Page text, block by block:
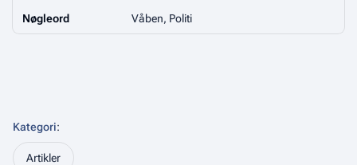
Nøgleord Våben, Politi
Kategori:
Artikler